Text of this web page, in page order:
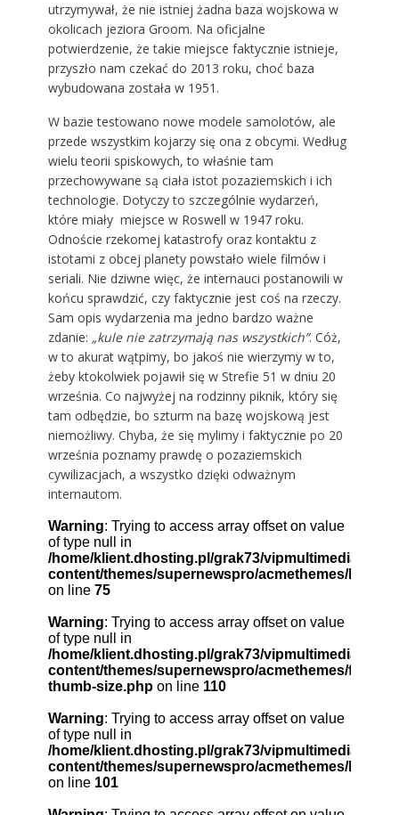
utrzymywał, że nie istniej żadna baza wojskowa w
okolicach jeziora Groom. Na oficjalne
potwierdzenie, że takie miejsce faktycznie istnieje,
przyszło nam czekać do 2013 roku, choć baza
wybudowana została w 1951.
W bazie testowano nowe modele samolotów, ale
przede wszystkim kojarzy się ona z obcymi. Według
wielu teorii spiskowych, to właśnie tam
przechowywane są ciała istot pozaziemskich i ich
technologie. Dotyczy to szczególnie wydarzeń,
które miały miejsce w Roswell w 1947 roku.
Odnoście rzekomej katastrofy oraz kontaktu z
istotami z obcej planety powstało wiele filmów i
seriali. Nie dziwne więc, że internauci postanowili w
końcu sprawdzić, czy faktycznie jest coś na rzeczy.
Sam opis wydarzenia ma jedno bardzo ważne
zdanie: „kule nie zatrzymają nas wszystkich”. Cóż,
w to akurat wątpimy, bo jakoś nie wierzymy w to,
żeby ktokolwiek pojawił się w Strefie 51 w dniu 20
września. Co najwyżej na rodzinny piknik, który się
tam odbędzie, bo szturm na bazę wojskową jest
niemożliwy. Chyba, że się mylimy i faktycznie po 20
września poznamy prawdę o pozaziemskich
cywilizacjach, a wszystko dzięki odważnym
internautom.